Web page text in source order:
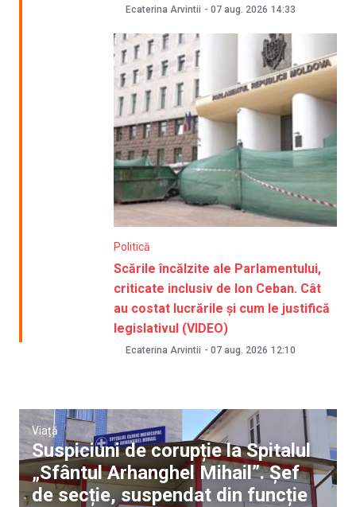
Ecaterina Arvintii - 07 aug. 2026 14:33
Politică
Scările încălzite ale Parlamentului,
criticate inclusiv de Ion Ceban. Cât
au costat lucrările și cum le justifică
legislativul (VIDEO)
Ecaterina Arvintii - 07 aug. 2026 12:10
Viață
Suspiciuni de corupție la Spitalul
„Sfântul Arhanghel Mihail”. Șef
de secție, suspendat din funcție